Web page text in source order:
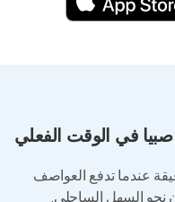
في الوقت الفعلي
وادي صبيا تحدث خلال 30 دقيقة عندما تدفع العواصف
نحو السهل الساحلي.